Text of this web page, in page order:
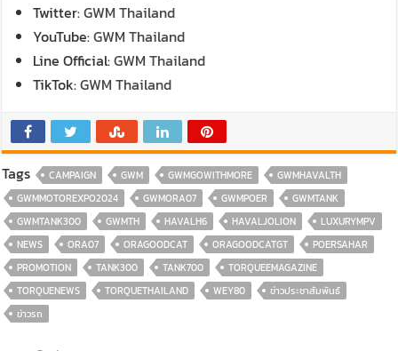
Twitter:GWM Thailand
YouTube:GWM Thailand
Line Official:GWM Thailand
TikTok:GWM Thailand
Tags CAMPAIGN GWM GWMGOWITHMORE
GWMHAVALTH
GWMMOTOREXPO2024
GWMORA07 GWMPOER
GWMTANK
GWMTANK300
GWMTH HAVALH6 HAVALJOLION
LUXURYMPV
NEWS
ORA07 ORAGOODCAT ORAGOODCATGT
POERSAHAR
PROMOTION
TANK300 TANK700
TORQUEEMAGAZINE
TORQUENEWS
TORQUETHAILAND WEY80
ข่าวประชาสัมพันธ์
ข่าวรถ